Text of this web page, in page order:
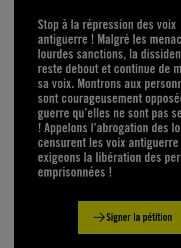
Stop à la répression des voix
antiguerre ! Malgré les
lourdes sanctions, la
reste debout et continue de
sa voix. Montrons aux
sont courageusement
guerre qu’elles ne sont pas
! Appelons l’abrogation des
censurent les voix
exigeons la libération des
emprisonnées !
Signer la pétition